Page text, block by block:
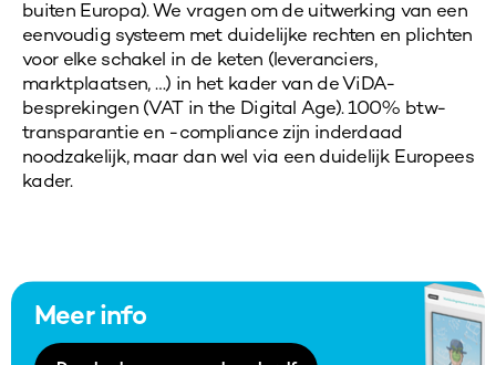
buiten Europa). We vragen om de uitwerking van een
eenvoudig systeem met duidelijke rechten en plichten
voor elke schakel in de keten (leveranciers,
marktplaatsen, …) in het kader van de ViDA-
besprekingen (VAT in the Digital Age). 100% btw-
transparantie en -compliance zijn inderdaad
noodzakelijk, maar dan wel via een duidelijk Europees
kader.
Meer info